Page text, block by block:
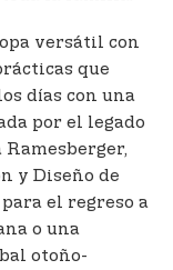
versátil con
que
días con una
por el legado
Ramesberger,
y Diseño de
para el regreso a
o una
otoño-